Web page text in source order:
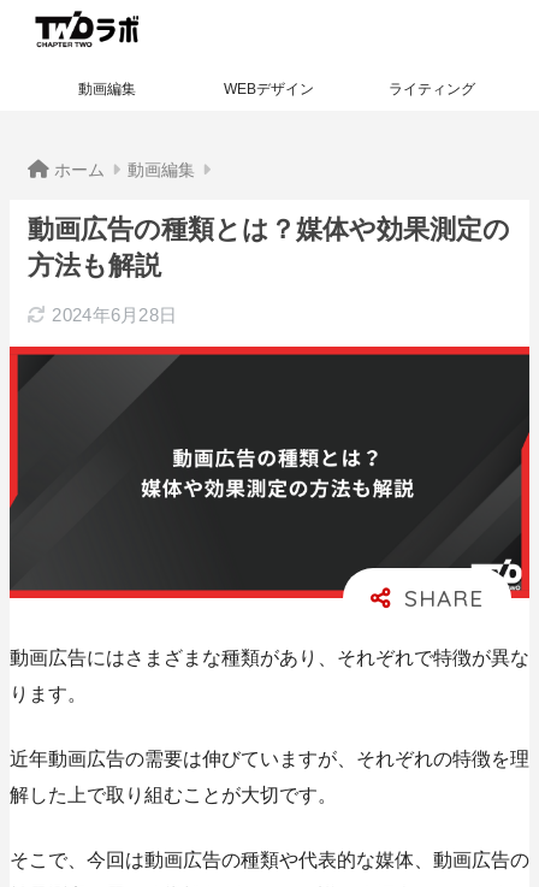
動画編集 WEBデザイン ライティング
ホーム 動画編集
動画広告の種類とは？媒体や効果測定の
方法も解説
2024年6月28日
動画広告にはさまざまな種類があり、それぞれで特徴が異な
ります。
近年動画広告の需要は伸びていますが、それぞれの特徴を理
解した上で取り組むことが大切です。
そこで、今回は動画広告の種類や代表的な媒体、動画広告の